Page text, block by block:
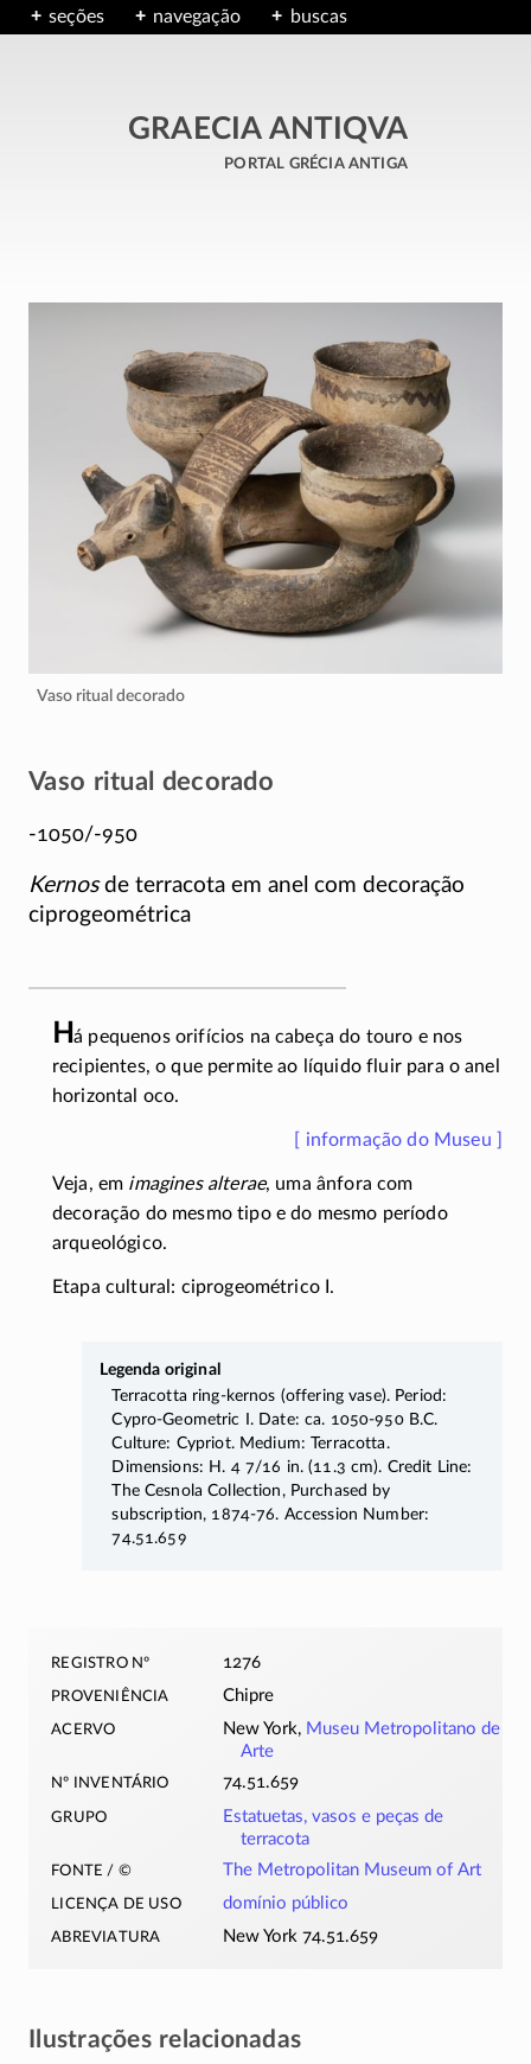
seções navegação buscas
GRAECIA ANTIQVA
portal grécia antiga
Vaso ritual decorado
Vaso ritual decorado
-1050/-950
Kernosde terracota em anel com decoração
ciprogeométrica
Há pequenos orifícios na cabeça do touro e nos
recipientes, o que permite ao líquido fluir para o anel
horizontal oco.
[ informação do Museu ]
Veja, em imagines alterae, uma ânfora com
decoração do mesmo tipo e do mesmo período
arqueológico.
Etapa cultural: ciprogeométrico I.
Legenda original
Terracotta ring-kernos (offering vase). Period:
Cypro-Geometric
I. Date: ca. 1050-950B.C.
Culture: Cypriot. Medium: Terracotta.
Dimensions: H. 4 7/16 in. (11.3 cm). Credit Line:
The Cesnola Collection, Purchased by
subscription, 1874-76. Accession Number:
74.51.659
registro nº 1276
proveniência Chipre
acervo New York, Museu Metropolitano de
Arte
nº inventário 74.51.659
grupo
Estatuetas, vasos e peças de
terracota
fonte / © The Metropolitan Museum of Art
licença de uso domínio público
abreviatura New York 74.51.659
Ilustrações relacionadas